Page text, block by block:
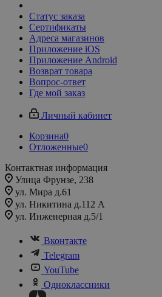
Статус заказа
Сертификаты
Адреса магазинов
Приложение iOS
Приложение Android
Возврат товара
Вопрос-ответ
Где мой заказ
Личный кабинет
Корзина0
Отложенные0
Контактная информация
Улица Фрунзе, 238​
ул. Мира д.61
ул. Никитина д.112 А
ул. Инженерная д.5/1
Вконтакте
Telegram
YouTube
Одноклассники